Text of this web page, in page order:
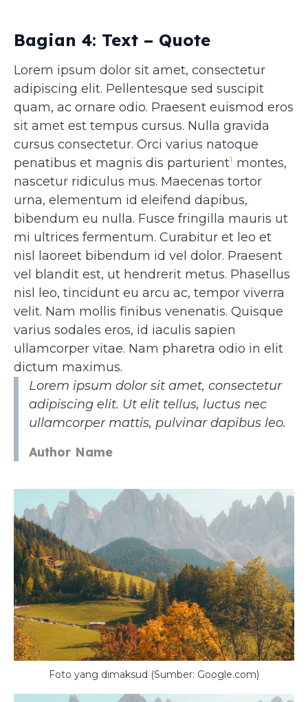
Bagian 4: Text – Quote
Lorem ipsum dolor sit amet, consectetur
adipiscing elit. Pellentesque sed suscipit
quam, ac ornare odio. Praesent euismod eros
sit amet est tempus cursus. Nulla gravida
cursus consectetur. Orci varius natoque
penatibus et magnis dis parturient1 montes,
nascetur ridiculus mus. Maecenas tortor
urna, elementum id eleifend dapibus,
bibendum eu nulla. Fusce fringilla mauris ut
mi ultrices fermentum. Curabitur et leo et
nisl laoreet bibendum id vel dolor. Praesent
vel blandit est, ut hendrerit metus. Phasellus
nisl leo, tincidunt eu arcu ac, tempor viverra
velit. Nam mollis finibus venenatis. Quisque
varius sodales eros, id iaculis sapien
ullamcorper vitae. Nam pharetra odio in elit
dictum maximus.
Lorem ipsum dolor sit amet, consectetur
adipiscing elit. Ut elit tellus, luctus nec
ullamcorper mattis, pulvinar dapibus leo.
Author Name
Foto yang dimaksud (Sumber: Google.com)